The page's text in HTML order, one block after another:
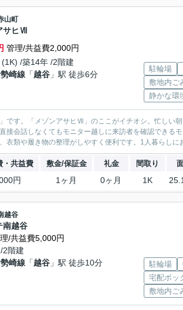
山町
サヒⅦ
管理/共益費2,000円
/築14年 /2階建
崎線 「越谷 」駅 徒歩6分
駐輪場
敷地内ご
静かな環
です。「メゾンアサヒⅦ」のここがイチオシ。忙しい
接会話しなくてもモニター越しに来訪者を確認できる
衣類や履き物の整理がしやすく便利です。1人暮らしに
・共益費 敷金/保証金 礼金 間取り
円 1ヶ月 0ヶ月 1K
越谷
南越谷
/共益費5,000円
2階建
崎線 「越谷 」駅 徒歩10分 駐輪場
宅配ボッ
敷地内ご